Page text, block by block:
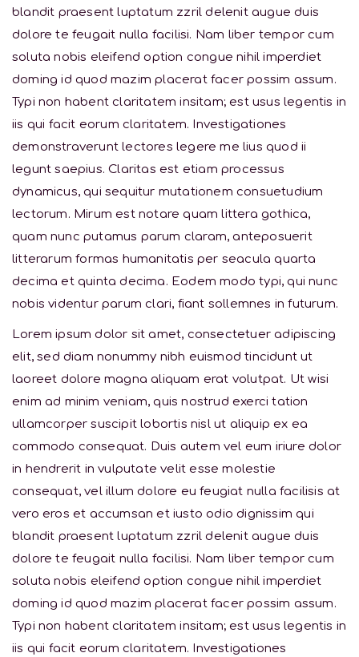
blandit praesent luptatum zzril delenit augue duis
dolore te feugait nulla facilisi. Nam liber tempor cum
soluta nobis eleifend option congue nihil imperdiet
doming id quod mazim placerat facer possim assum.
Typi non habent claritatem insitam; est usus legentis in
iis qui facit eorum claritatem. Investigationes
demonstraverunt lectores legere me lius quod ii
legunt saepius. Claritas est etiam processus
dynamicus, qui sequitur mutationem consuetudium
lectorum. Mirum est notare quam littera gothica,
quam nunc putamus parum claram, anteposuerit
litterarum formas humanitatis per seacula quarta
decima et quinta decima. Eodem modo typi, qui nunc
nobis videntur parum clari, fiant sollemnes in futurum.
Lorem ipsum dolor sit amet, consectetuer adipiscing
elit, sed diam nonummy nibh euismod tincidunt ut
laoreet dolore magna aliquam erat volutpat. Ut wisi
enim ad minim veniam, quis nostrud exerci tation
ullamcorper suscipit lobortis nisl ut aliquip ex ea
commodo consequat. Duis autem vel eum iriure dolor
in hendrerit in vulputate velit esse molestie
consequat, vel illum dolore eu feugiat nulla facilisis at
vero eros et accumsan et iusto odio dignissim qui
blandit praesent luptatum zzril delenit augue duis
dolore te feugait nulla facilisi. Nam liber tempor cum
soluta nobis eleifend option congue nihil imperdiet
doming id quod mazim placerat facer possim assum.
Typi non habent claritatem insitam; est usus legentis in
iis qui facit eorum claritatem. Investigationes